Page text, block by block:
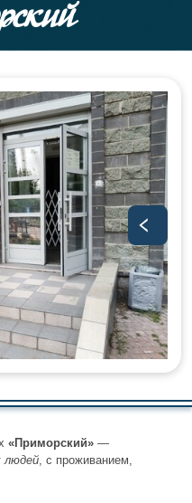
«Приморский» —
людей , с проживанием,